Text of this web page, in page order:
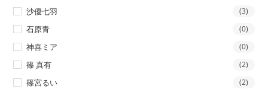
沙優七羽 (3)
石原青 (0)
神喜ミア (0)
篠 真有 (2)
篠宮るい (2)